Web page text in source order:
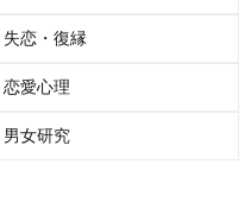
失恋・復縁
恋愛心理
男女研究